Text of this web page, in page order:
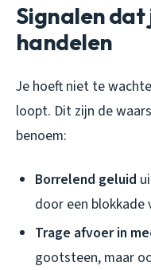
Signalen dat
handelen
Je hoeft niet te
loopt. Dit zijn de
benoem:
Borrelend geluid
door een blokkade
Trage afvoer in
gootsteen, maar